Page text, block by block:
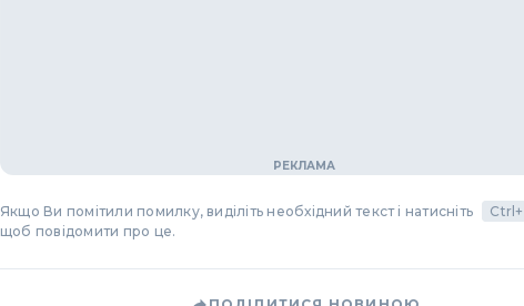
Якщо Ви помітили помилку, виділіть необхідний текст і натисніть
щоб повідомити про це.